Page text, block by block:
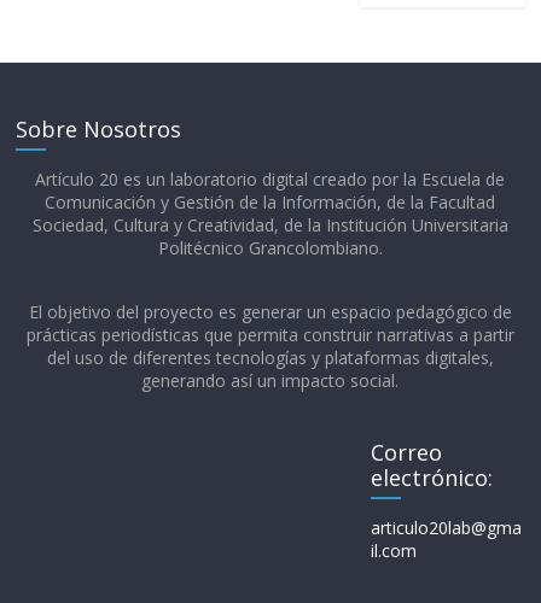
Sobre Nosotros
Artículo 20 es un laboratorio digital creado por la Escuela de
Comunicación y Gestión de la Información, de la Facultad
Sociedad, Cultura y Creatividad, de la Institución Universitaria
Politécnico Grancolombiano.​
El objetivo del proyecto es generar un espacio pedagógico de
prácticas periodísticas que permita construir narrativas a partir
del uso de diferentes tecnologías y plataformas digitales,
generando así un impacto social.
Correo
electrónico:
articulo20lab@gma
il.com